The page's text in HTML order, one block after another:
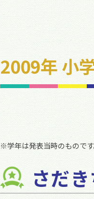
2009年 小
※学年は発表当時のものです
さだ